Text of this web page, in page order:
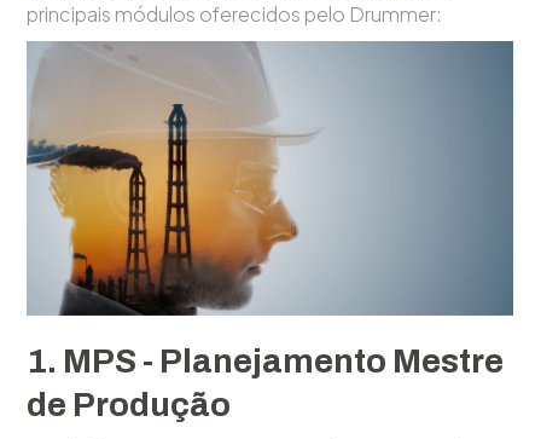
principais módulos oferecidos pelo Drummer:
1. MPS - Planejamento Mestre
de Produção